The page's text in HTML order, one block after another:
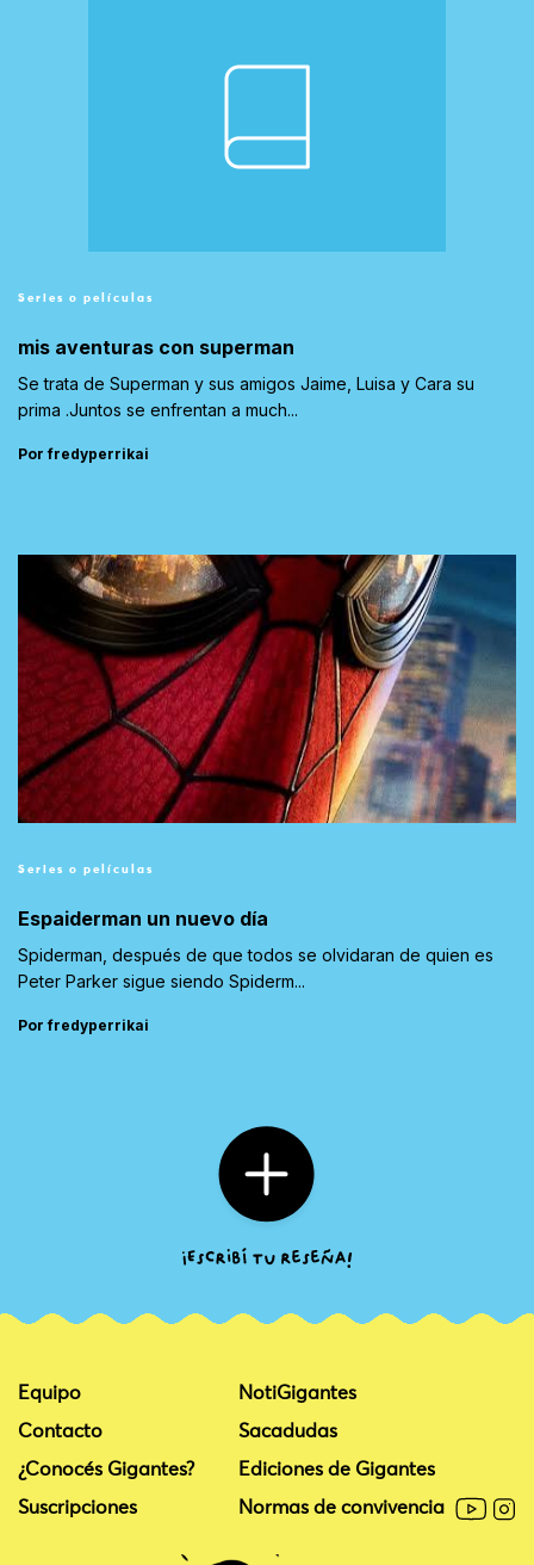
Series o películas
mis aventuras con superman
Se trata de Superman y sus amigos Jaime, Luisa y Cara su
prima .Juntos se enfrentan a much...
Por fredyperrikai
Series o películas
Espaiderman un nuevo día
Spiderman, después de que todos se olvidaran de quien es
Peter Parker sigue siendo Spiderm...
Por fredyperrikai
Equipo
Contacto
¿Conocés Gigantes?
Suscripciones
NotiGigantes
Sacadudas
Ediciones de Gigantes
Normas de convivencia